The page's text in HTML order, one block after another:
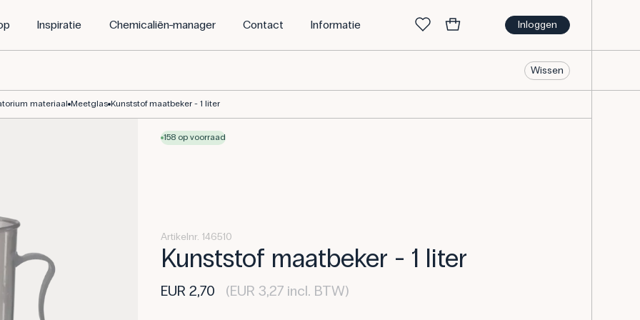
Inloggen
Inspiratie Chemicaliën-manager Contact Informatie
Wissen
materiaal Meetglas Kunststof maatbeker - 1 liter
158 op voorraad
Artikelnr. 146510
Kunststof maatbeker - 1 liter
EUR 2,70 (EUR 3,27 incl. BTW)